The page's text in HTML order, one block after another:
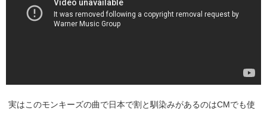
実はこのモンキーズの曲で日本で割と馴染みがあるのはCMでも使